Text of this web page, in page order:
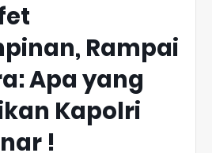
Rampai
Apa yang
Kapolri
!